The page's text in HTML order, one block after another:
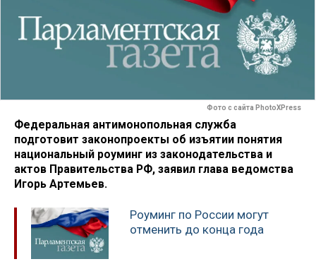
Фото с сайта PhotoXPress
Федеральная антимонопольная служба
подготовит законопроекты об изъятии понятия
национальный роуминг из законодательства и
актов Правительства РФ, заявил глава ведомства
Игорь Артемьев.
Роуминг по России могут
отменить до конца года